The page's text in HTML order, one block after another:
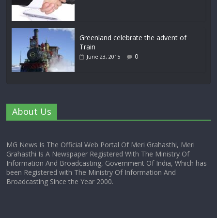
Greenland celebrate the advent of
Train
June 23, 2015 0
About Us
MG News Is The Official Web Portal Of Meri Grahasthi, Meri
Grahasthi Is A Newspaper Registered With The Ministry Of
Information And Broadcasting, Government Of India, Which has
been Registered with The Ministry Of Information And
Broadcasting Since the Year 2000.